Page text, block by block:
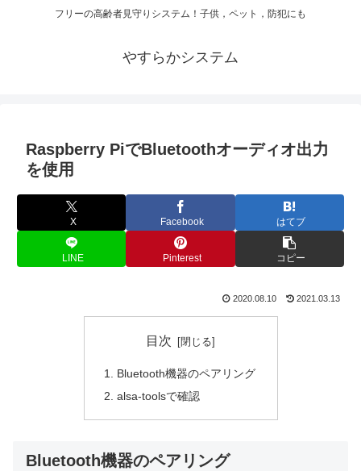
フリーの高齢者見守りシステム！子供，ペット，防犯にも
やすらかシステム
Raspberry PiでBluetoothオーディオ出力
を使用
X Facebook はてブ
LINE Pinterest コピー
2020.08.10 2021.03.13
目次
Bluetooth機器のペアリング
alsa-toolsで確認
Bluetooth機器のペアリング